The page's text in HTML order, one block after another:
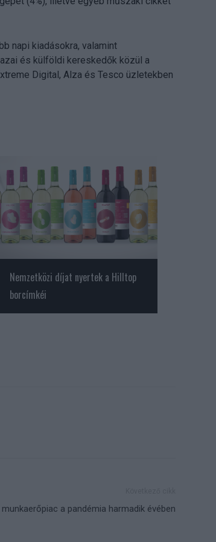
napi kiadásokra, valamint
és külföldi kereskedők közül a
Digital, Alza és Tesco üzletekben
Nemzetközi díjat nyertek a Hilltop
borcímkéi
munkaerőpiac a pandémia harmadik évében